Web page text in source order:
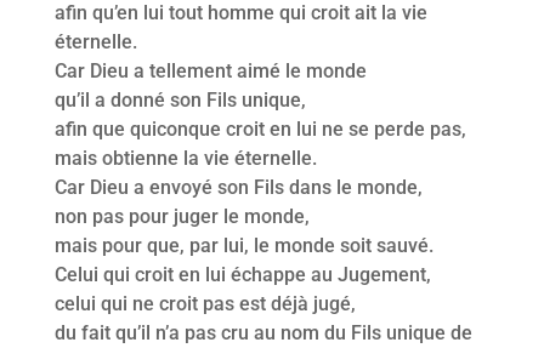
afin qu’en lui tout homme qui croit ait la vie
éternelle.
Car Dieu a tellement aimé le monde
qu’il a donné son Fils unique,
afin que quiconque croit en lui ne se perde pas,
mais obtienne la vie éternelle.
Car Dieu a envoyé son Fils dans le monde,
non pas pour juger le monde,
mais pour que, par lui, le monde soit sauvé.
Celui qui croit en lui échappe au Jugement,
celui qui ne croit pas est déjà jugé,
du fait qu’il n’a pas cru au nom du Fils unique de